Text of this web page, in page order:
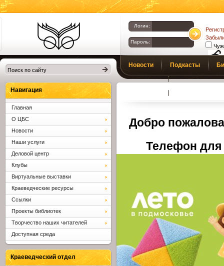
Библиотеки
Клина. Клинская
ЦБС.
Логин:
Пароль:
Новости Подкасты
Добро
Телефон для
Навигация
Главная
О ЦБС
Новости
Наши услуги
Деловой центр
Клубы
Виртуальные выставки
Краеведческие ресурсы
Ссылки
Проекты библиотек
Творчество наших читателей
Доступная среда
Краеведческий отдел